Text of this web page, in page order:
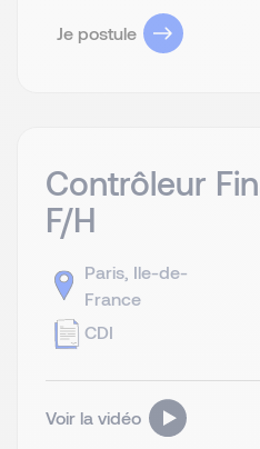
Je postule
Contrôleur
F/H
Paris, Ile-de-
France
CDI
Voir la vidéo